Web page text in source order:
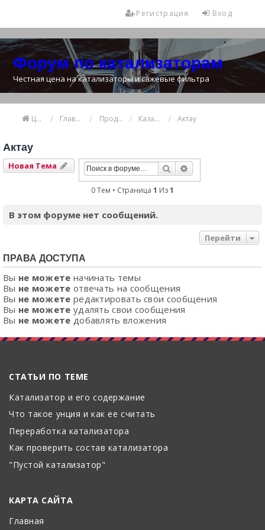
Вход
Регистрация
Форум по катализаторам
Честная цена на катализаторы и сажевые фильтра
Цена катализатора Главная Продажа и покупка катализаторов Казахстан Актау
Актау
Новая Тема Поиск
0 Тем • Страница 1 Из1
В этом форуме нет сообщений.
Перейти
ПРАВА ДОСТУПА
Вы не можете начинать темы
Вы не можете отвечать на сообщения
Вы не можете редактировать свои сообщения
Вы не можете удалять свои сообщения
Вы не можете добавлять вложения
СТАТЬИ ПО ТЕМЕ
Катализатор и его содержание
Что такое унция и как ее считать
Переработка катализатора
Как проверить состав катализатора
"Пустой катализатор"
КАРТА САЙТА
Главная